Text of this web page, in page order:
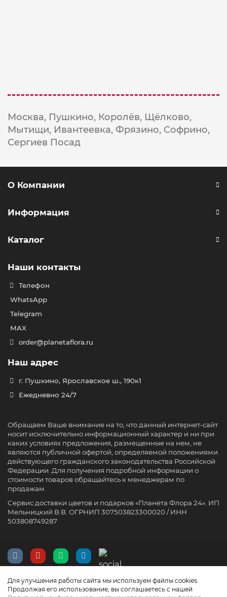
Москва, Пушкино, Королёв, Щёлково,
Мытищи, Ивантеевка, Фрязино, Софрино,
Сергиев Посад
Для улучшения работы сайта мы используем файлы cookies.
Продолжая его использование, вы соглашаетесь с нашей
О Компании
Информация
Каталог
Наши контакты
Телефон
WhatsApp
Telegram
MAX
order@planetaflora.ru
Наш адрес
г. Пушкино, Ярославское ш., 190к1
Ежедневно 24/7
Обращаем Ваше внимание на то, что данный интернет-сайт
носит исключительно информационный характер и ни при
каких условиях предложения, размещенные на нем, не
являются публичной офертой, определяемой положениями
действующего гражданского законодательства Российской
Федерации. Для получения подробной информации о
стоимости товаров обращайтесь к менеджерам по
продажам.
Сервис доставки цветов и подарков «Планета Флора 24». ИП
Мельницкий В.В. ОГРНИП 307503823300020 / ИНН
503808749287